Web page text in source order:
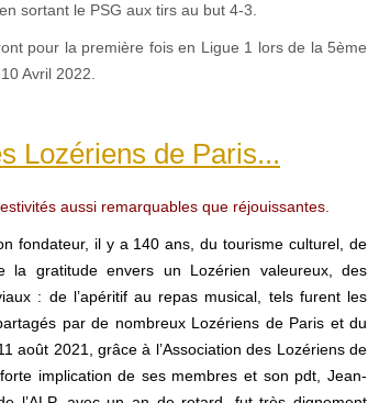
sortant le PSG aux tirs au but 4-3.
pour la première fois en Ligue 1 lors de la 5ème
Avril 2022.
Lozériens de Paris...
aussi remarquables que réjouissantes.
fondateur, il y a 140 ans, du tourisme culturel, de
la gratitude envers un Lozérien valeureux, des
: de l’apéritif au repas musical, tels furent les
par de nombreux Lozériens de Paris et du
août 2021, grâce à l’Association des Lozériens de
implication de ses membres et son pdt, Jean-